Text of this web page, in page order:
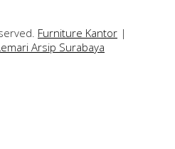
Furniture Kantor |
Arsip Surabaya